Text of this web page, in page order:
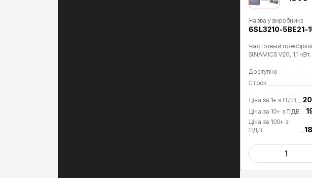
Назва у виробника
6SL3210-5BE21-
Частотный
SINAMICS V20, 1,1 кВт.
Доступно
Строк
Ціна за 1+ з ПДВ
Ціна за 10+ з ПДВ
Ціна за 100+ з
ПДВ